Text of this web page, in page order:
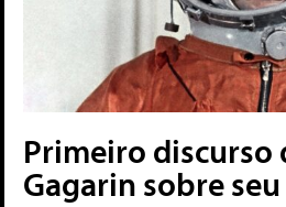
Primeiro discurso
Gagarin sobre